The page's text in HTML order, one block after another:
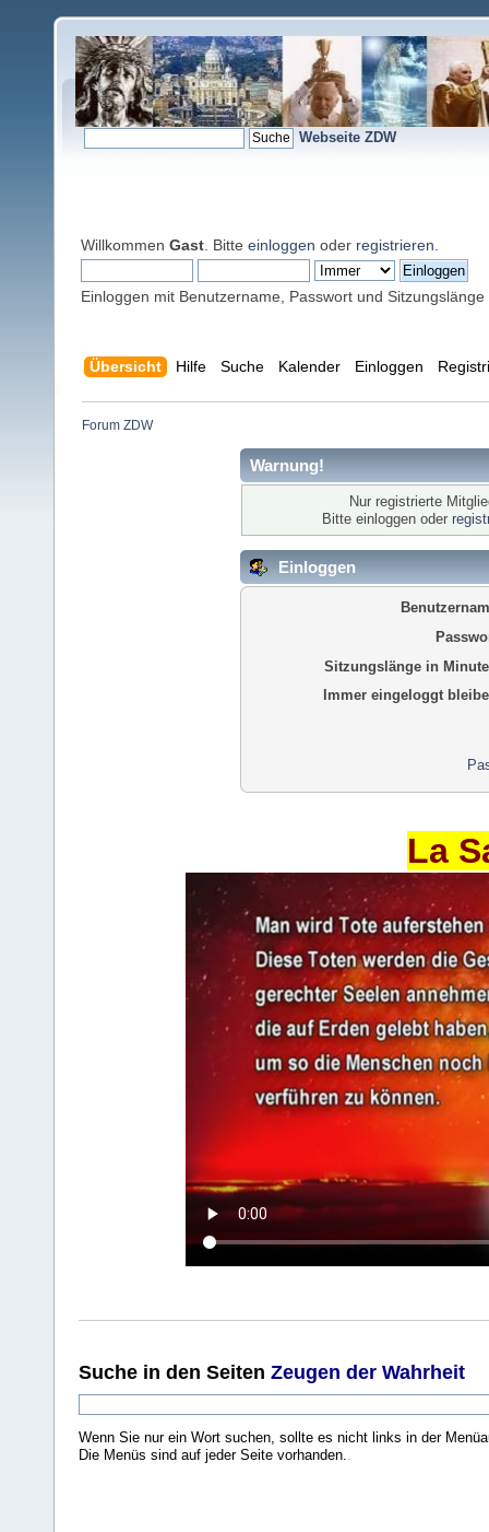
Webseite ZDW
Willkommen Gast . Bitte einloggen oder registrieren
Einloggen mit Benutzername, Passwort und Sitzungslänge
Übersicht Hilfe Suche Kalender Einloggen
Forum ZDW
Warnung!
Nur registrierte
Bitte einloggen oder
Einloggen
Sitzungslänge in
Immer eingeloggt
La
Suche in den Seiten Zeugen der Wahrheit
Wenn Sie nur ein Wort suchen, sollte es nicht links in der
Die Menüs sind auf jeder Seite vorhanden..